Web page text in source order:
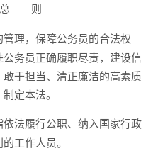
总 则
理，保障公务员的合法权
务员正确履职尽责，建设信
于担当、清正廉洁的高素质
定本法。
法履行公职、纳入国家行政
工作人员。